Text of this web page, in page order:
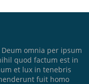
omnia per ipsum
quod factum est in
et lux in tenebris
fuit homo